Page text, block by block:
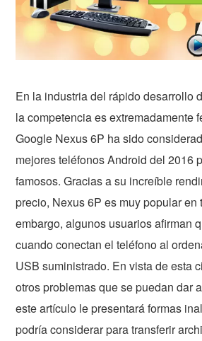
En la industria del rápido desarrollo
la competencia es extremadamente
Google Nexus 6P ha sido
mejores teléfonos Android del 2016
famosos. Gracias a su increíble
precio, Nexus 6P es muy popular en
embargo, algunos usuarios afirman
cuando conectan el teléfono al
USB suministrado. En vista de esta
otros problemas que se puedan dar
este artículo le presentará formas
podría considerar para transferir